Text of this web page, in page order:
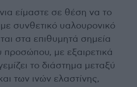
είμαστε σε θέση να το
συνθετικό υαλουρονικό
στα επιθυμητά σημεία
προσώπου, με εξαιρετικά
το διάστημα μεταξύ
των ινών ελαστίνης,